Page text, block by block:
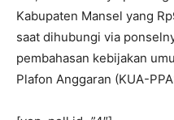
Kabupaten Mansel yang
saat dihubungi via
pembahasan kebijakan
Plafon Anggaran (KUA-